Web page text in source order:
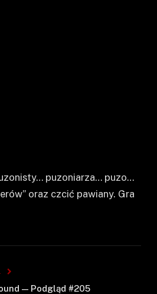
puzoniarza… puzo…
oraz czcić pawiany. Gra
— Podgląd #205